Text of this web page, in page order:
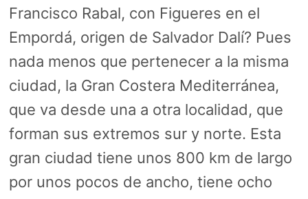
Francisco Rabal, con Figueres en el
Empordá, origen de Salvador Dalí? Pues
nada menos que pertenecer a la misma
ciudad, la Gran Costera Mediterránea,
que va desde una a otra localidad, que
forman sus extremos sur y norte. Esta
gran ciudad tiene unos 800 km de largo
por unos pocos de ancho, tiene ocho